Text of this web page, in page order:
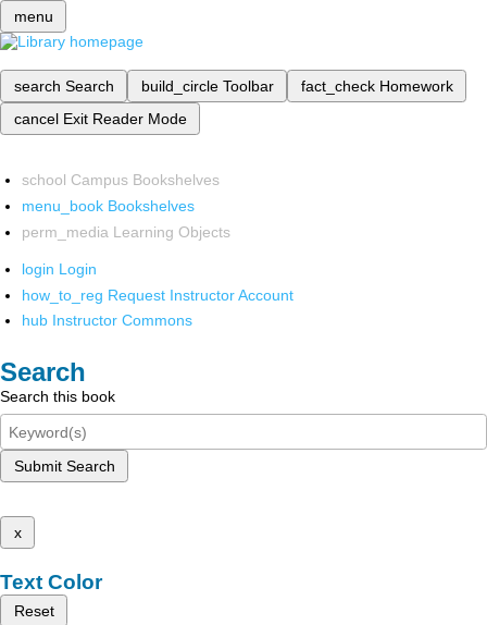
menu
search Search build_circle Toolbar fact_check Homework
cancel Exit Reader Mode
school Campus Bookshelves
menu_book Bookshelves
perm_media Learning Objects
login Login
how_to_reg Request Instructor Account
hub Instructor Commons
Search
Search this book
Submit Search
x
Text Color
Reset